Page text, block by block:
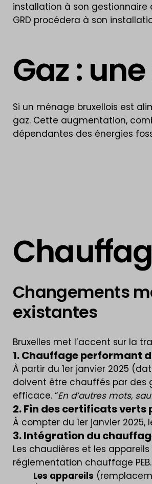
installation à son gestionnaire
GRD procédera à son
Gaz :
Si un ménage bruxellois est
gaz. Cette augmentation,
dépendantes des énergies
Changements
existantes
Bruxelles met l’accent sur la
1. Chauffage performant
À partir du 1er janvier 2025
doivent être chauffés par des
efficace. “En d’autres mots,
2. Fin des certificats
À compter du 1er janvier
3. Intégration du
Les chaudières et les
réglementation chauffage
Les appareils